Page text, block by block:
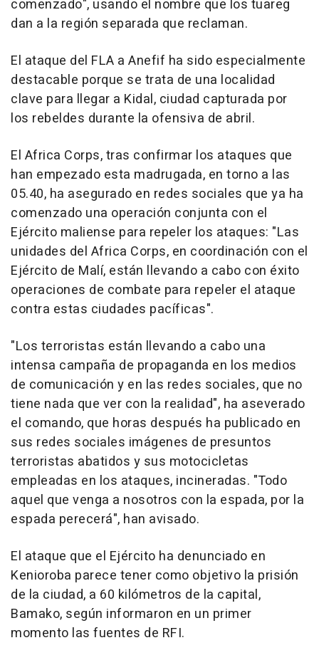
comenzado", usando el nombre que los tuareg
dan a la región separada que reclaman.
El ataque del FLA a Anefif ha sido especialmente
destacable porque se trata de una localidad
clave para llegar a Kidal, ciudad capturada por
los rebeldes durante la ofensiva de abril.
El Africa Corps, tras confirmar los ataques que
han empezado esta madrugada, en torno a las
05.40, ha asegurado en redes sociales que ya ha
comenzado una operación conjunta con el
Ejército maliense para repeler los ataques: "Las
unidades del Africa Corps, en coordinación con el
Ejército de Malí, están llevando a cabo con éxito
operaciones de combate para repeler el ataque
contra estas ciudades pacíficas".
"Los terroristas están llevando a cabo una
intensa campaña de propaganda en los medios
de comunicación y en las redes sociales, que no
tiene nada que ver con la realidad", ha aseverado
el comando, que horas después ha publicado en
sus redes sociales imágenes de presuntos
terroristas abatidos y sus motocicletas
empleadas en los ataques, incineradas. "Todo
aquel que venga a nosotros con la espada, por la
espada perecerá", han avisado.
El ataque que el Ejército ha denunciado en
Kenioroba parece tener como objetivo la prisión
de la ciudad, a 60 kilómetros de la capital,
Bamako, según informaron en un primer
momento las fuentes de RFI.